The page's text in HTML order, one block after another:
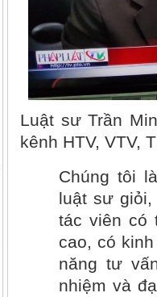
Luật sư Trần
kênh HTV, VTV,
Chúng tôi
luật sư giỏi,
tác viên có
cao, có
năng tư
nhiệm và